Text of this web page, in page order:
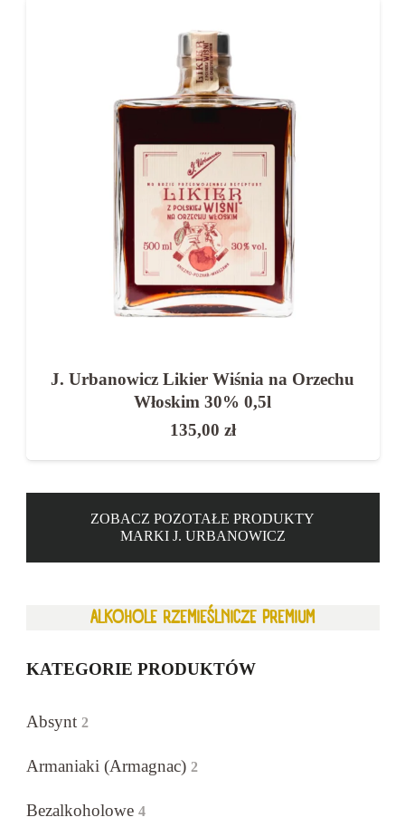
J. Urbanowicz Likier Wiśnia na Orzechu
Włoskim 30% 0,5l
135,00 zł
ZOBACZ POZOTAŁE PRODUKTY
MARKI J. URBANOWICZ
ALKOHOLE RZEMIEŚLNICZE PREMIUM
KATEGORIE PRODUKTÓW
Absynt 2
Armaniaki (Armagnac) 2
Bezalkoholowe 4